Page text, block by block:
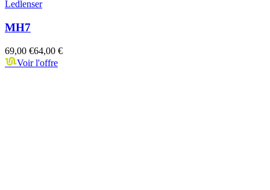
Ledlenser
MH7
69,00 €64,00 €
Voir l'offre